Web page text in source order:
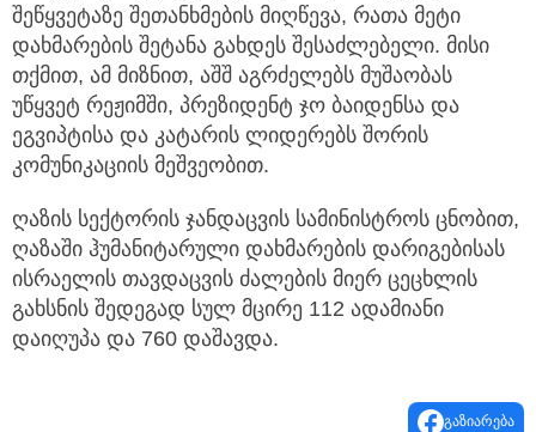
შეწყვეტაზე შეთანხმების მიღწევა, რათა მეტი
დახმარების შეტანა გახდეს შესაძლებელი. მისი
თქმით, ამ მიზნით, აშშ აგრძელებს მუშაობას
უწყვეტ რეჟიმში, პრეზიდენტ ჯო ბაიდენსა და
ეგვიპტისა და კატარის ლიდერებს შორის
კომუნიკაციის მეშვეობით.
ღაზის სექტორის ჯანდაცვის სამინისტროს ცნობით,
ღაზაში ჰუმანიტარული დახმარების დარიგებისას
ისრაელის თავდაცვის ძალების მიერ ცეცხლის
გახსნის შედეგად სულ მცირე 112 ადამიანი
დაიღუპა და 760 დაშავდა.
გაზიარება